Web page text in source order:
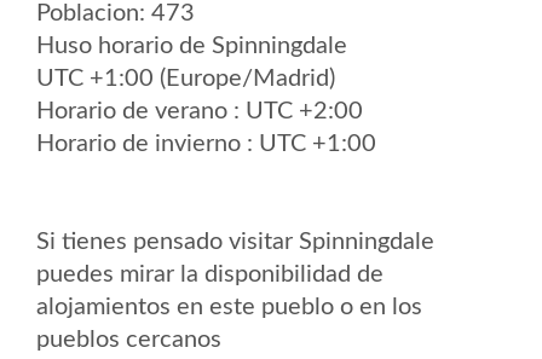
Poblacion: 473
Huso horario de Spinningdale
UTC +1:00 (Europe/Madrid)
Horario de verano : UTC +2:00
Horario de invierno : UTC +1:00
Si tienes pensado visitar Spinningdale
puedes mirar la disponibilidad de
alojamientos en este pueblo o en los
pueblos cercanos